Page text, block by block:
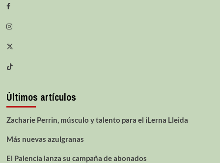
Últimos artículos
Zacharie Perrin, músculo y talento para el iLerna Lleida
Más nuevas azulgranas
El Palencia lanza su campaña de abonados